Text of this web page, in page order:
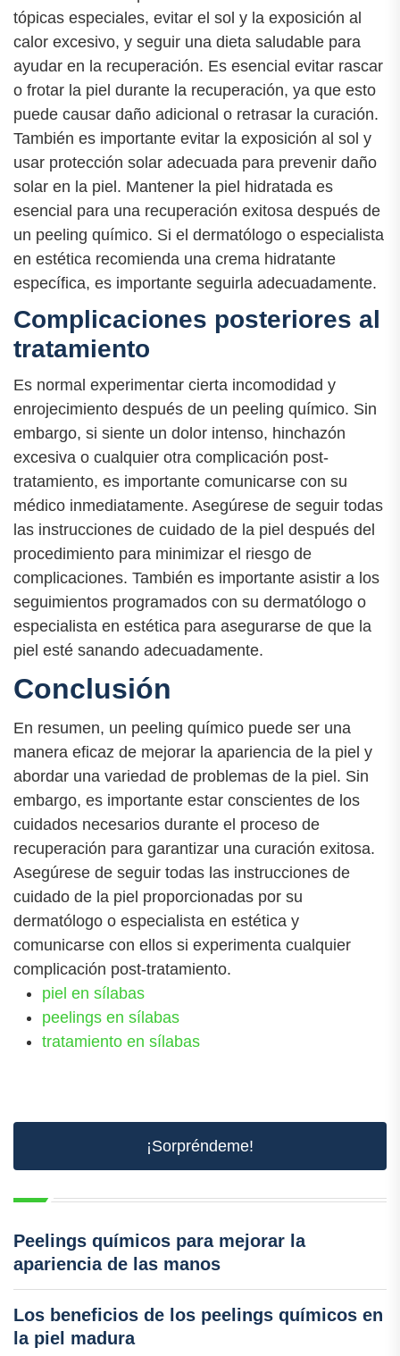
tópicas especiales, evitar el sol y la exposición al
calor excesivo, y seguir una dieta saludable para
ayudar en la recuperación. Es esencial evitar rascar
o frotar la piel durante la recuperación, ya que esto
puede causar daño adicional o retrasar la curación.
También es importante evitar la exposición al sol y
usar protección solar adecuada para prevenir daño
solar en la piel. Mantener la piel hidratada es
esencial para una recuperación exitosa después de
un peeling químico. Si el dermatólogo o especialista
en estética recomienda una crema hidratante
específica, es importante seguirla adecuadamente.
Complicaciones posteriores al
tratamiento
Es normal experimentar cierta incomodidad y
enrojecimiento después de un peeling químico. Sin
embargo, si siente un dolor intenso, hinchazón
excesiva o cualquier otra complicación post-
tratamiento, es importante comunicarse con su
médico inmediatamente. Asegúrese de seguir todas
las instrucciones de cuidado de la piel después del
procedimiento para minimizar el riesgo de
complicaciones. También es importante asistir a los
seguimientos programados con su dermatólogo o
especialista en estética para asegurarse de que la
piel esté sanando adecuadamente.
Conclusión
En resumen, un peeling químico puede ser una
manera eficaz de mejorar la apariencia de la piel y
abordar una variedad de problemas de la piel. Sin
embargo, es importante estar conscientes de los
cuidados necesarios durante el proceso de
recuperación para garantizar una curación exitosa.
Asegúrese de seguir todas las instrucciones de
cuidado de la piel proporcionadas por su
dermatólogo o especialista en estética y
comunicarse con ellos si experimenta cualquier
complicación post-tratamiento.
piel en sílabas
peelings en sílabas
tratamiento en sílabas
¡Sorpréndeme!
Peelings químicos para mejorar la
apariencia de las manos
Los beneficios de los peelings químicos en
la piel madura